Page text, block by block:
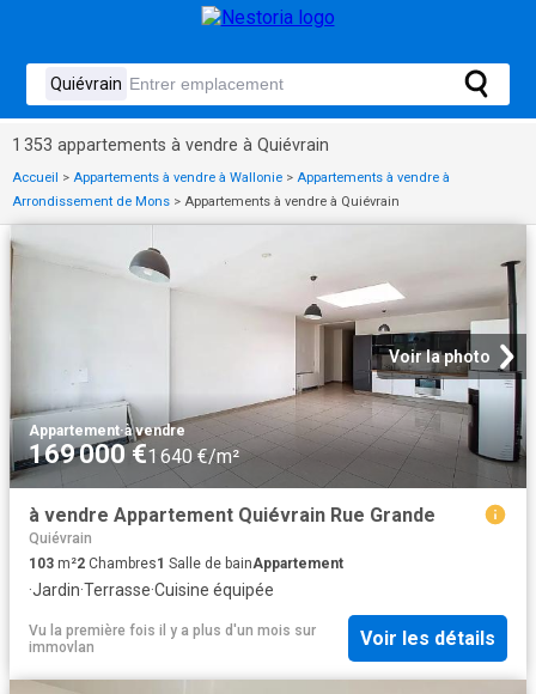
1 353 appartements à vendre à Quiévrain
Accueil > Appartements à vendre à Wallonie > Appartements à vendre à
Arrondissement de Mons > Appartements à vendre à Quiévrain
Voir la photo
Appartement·à vendre
169 000 €1 640 €/m²
à vendre Appartement Quiévrain Rue Grande
Quiévrain
103 m²2 Chambres1 Salle de bainAppartement
·Jardin·Terrasse·Cuisine équipée
Vu la première fois il y a plus d'un mois sur
immovlan
Voir les détails